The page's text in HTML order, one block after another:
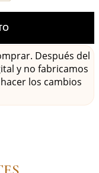
Después del
y no fabricamos
los cambios